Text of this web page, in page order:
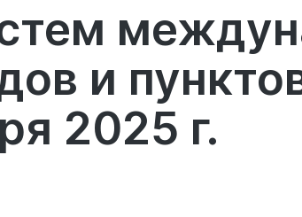
и
2025 г.